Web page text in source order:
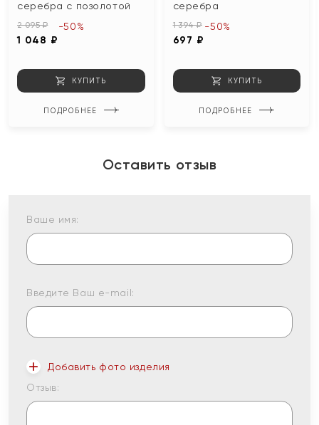
серебра с позолотой
2 095 ₽
1 048 ₽
-50%
КУПИТЬ
ПОДРОБНЕЕ
серебра
1 394 ₽
697 ₽
-50%
КУПИТЬ
ПОДРОБНЕЕ
Оставить отзыв
Ваше имя:
Введите Ваш e-mail:
Добавить фото изделия
Отзыв: